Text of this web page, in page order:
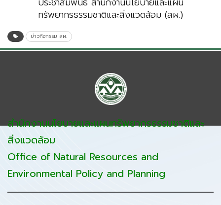
ทรัพยากรธรรมชาติและสิ่งแวดล้อม (สผ.)
ข่าวกิจกรรม สผ.
สำนักงานนโยบายและแผนทรัพยากรธรรมชาติและ
สิ่งแวดล้อม
Office of Natural Resources and
Environmental Policy and Planning